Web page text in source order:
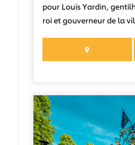
pour Louis Yardin,
roi et gouverneur de la